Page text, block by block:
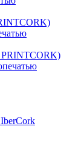
PRINTCORK)